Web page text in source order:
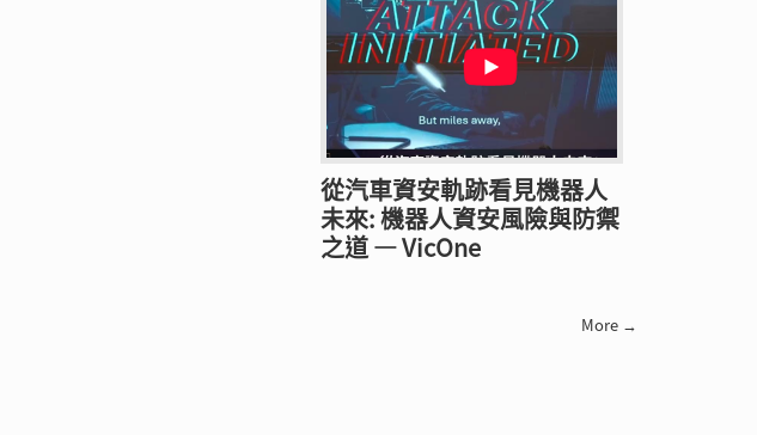
從汽車資安軌跡看見機器人
未來: 機器人資安風險與防禦
之道 — VicOne
More →